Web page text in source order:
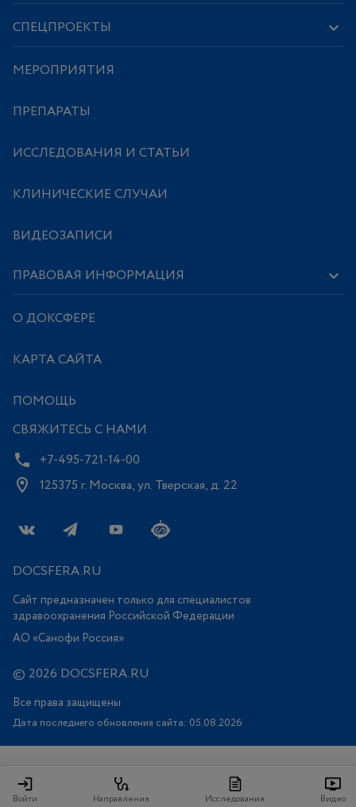
Войти Направления Исследования Видео
СПЕЦПРОЕКТЫ
МЕРОПРИЯТИЯ
ПРЕПАРАТЫ
ИССЛЕДОВАНИЯ И СТАТЬИ
КЛИНИЧЕСКИЕ СЛУЧАИ
ВИДЕОЗАПИСИ
ПРАВОВАЯ ИНФОРМАЦИЯ
О ДОКСФЕРЕ
КАРТА САЙТА
ПОМОЩЬ
СВЯЖИТЕСЬ С НАМИ
+7-495-721-14-00
125375 г. Москва, ул. Тверская, д. 22
DOCSFERA.RU
Сайт предназначен только для специалистов
здравоохранения Российской Федерации
АО «Санофи Россия»
© 2026 DOCSFERA.RU
Все права защищены
Дата последнего обновления сайта: 05.08.2026